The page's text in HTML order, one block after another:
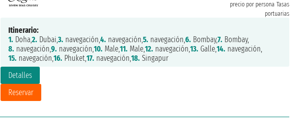
precio por persona Tasas
portuarias
Detalles
Reservar
Itinerario:
1. Doha,2. Dubai,3. navegación,4. navegación,5. navegación,6. Bombay,7. Bombay,
8. navegación,9. navegación,10. Male,11. Male,12. navegación,13. Galle,14. navegación,
15. navegación,16. Phuket,17. navegación,18. Singapur